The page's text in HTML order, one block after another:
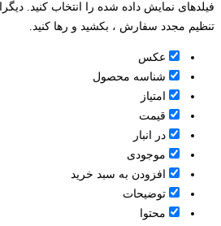
فیلدهای نمایش داده شده را انتخاب کنید.
تنظیم مجدد سفارش ، بکشید و رها کنید.
عکس
شناسه محصول
امتیاز
قیمت
در انبار
موجودی
افزودن به سبد خرید
توضیحات
محتوا